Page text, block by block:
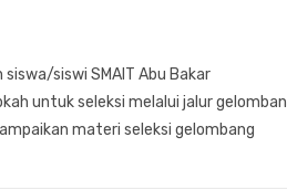
siswi SMAIT Abu Bakar
untuk seleksi melalui jalur
materi seleksi gelombang